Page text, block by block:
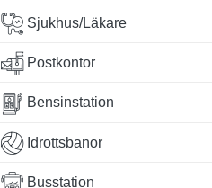
Sjukhus/Läkare
Postkontor
Bensinstation
Idrottsbanor
Busstation